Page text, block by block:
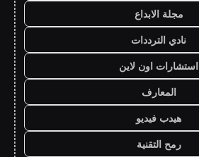
مجلة الابداع
نادي الترددات
استشارات اون لاين
المعارف
هيدب فيديو
رمح التقنية